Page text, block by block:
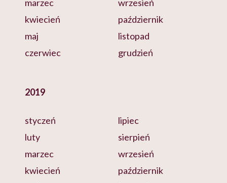
marzec
kwiecień
maj
czerwiec
wrzesień
październik
listopad
grudzień
2019
styczeń
luty
marzec
kwiecień
lipiec
sierpień
wrzesień
październik